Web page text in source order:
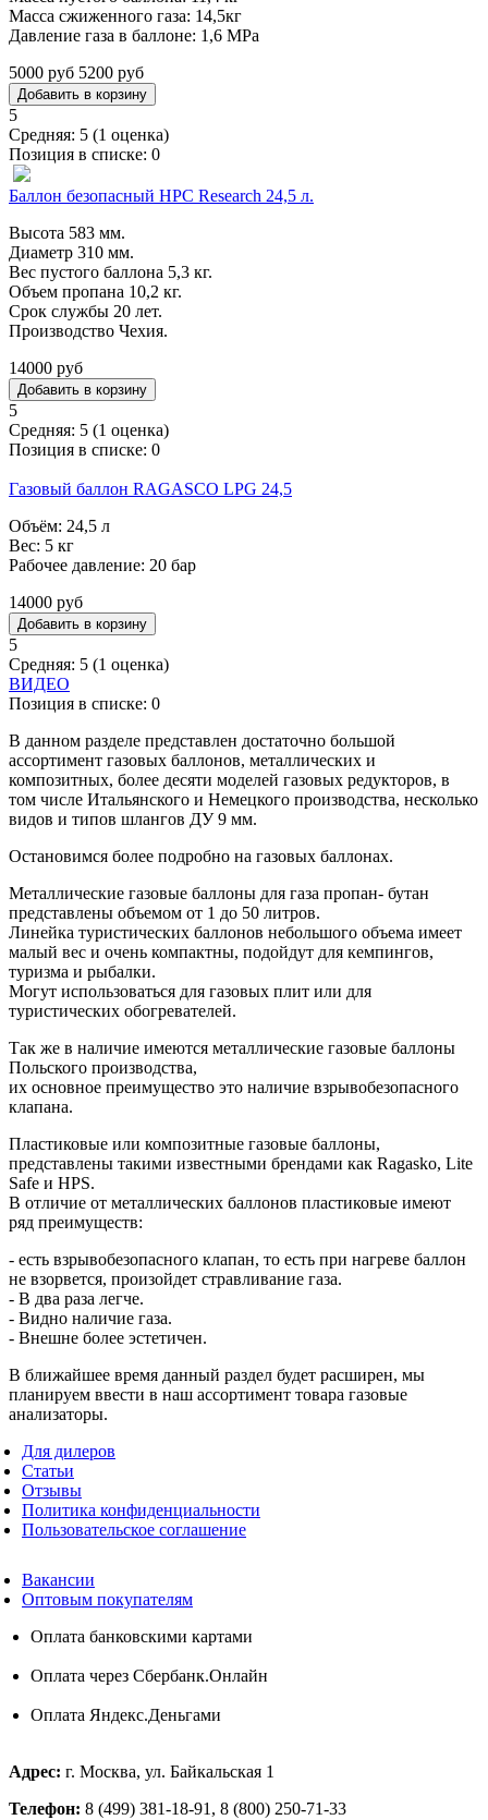
Масса сжиженного газа: 14,5кг
Давление газа в баллоне: 1,6 МРа
5000 руб 5200 руб
5
Средняя: 5 (1 оценка)
Позиция в списке: 0
Баллон безопасный HPC Research 24,5 л.
Высота 583 мм.
Диаметр 310 мм.
Вес пустого баллона 5,3 кг.
Объем пропана 10,2 кг.
Срок службы 20 лет.
Производство Чехия.
14000 руб
5
Средняя: 5 (1 оценка)
Позиция в списке: 0
Газовый баллон RAGASCO LPG 24,5
Объём: 24,5 л
Вес: 5 кг
Рабочее давление: 20 бар
14000 руб
5
Средняя: 5 (1 оценка)
ВИДЕО
Позиция в списке: 0
В данном разделе представлен достаточно большой
ассортимент газовых баллонов, металлических и
композитных, более десяти моделей газовых редукторов, в
том числе Итальянского и Немецкого производства, несколько
видов и типов шлангов ДУ 9 мм.
Остановимся более подробно на газовых баллонах.
Металлические газовые баллоны для газа пропан- бутан
представлены объемом от 1 до 50 литров.
Линейка туристических баллонов небольшого объема имеет
малый вес и очень компактны, подойдут для кемпингов,
туризма и рыбалки.
Могут использоваться для газовых плит или для
туристических обогревателей.
Так же в наличие имеются металлические газовые баллоны
Польского производства,
их основное преимущество это наличие взрывобезопасного
клапана.
Пластиковые или композитные газовые баллоны,
представлены такими известными брендами как Ragasko, Lite
Safe и HPS.
В отличие от металлических баллонов пластиковые имеют
ряд преимуществ:
- есть взрывобезопасного клапан, то есть при нагреве баллон
не взорвется, произойдет стравливание газа.
- В два раза легче.
- Видно наличие газа.
- Внешне более эстетичен.
В ближайшее время данный раздел будет расширен, мы
планируем ввести в наш ассортимент товара газовые
анализаторы.
Для дилеров
Статьи
Отзывы
Политика конфиденциальности
Пользовательское соглашение
Вакансии
Оптовым покупателям
Оплата банковскими картами
Оплата через Сбербанк.Онлайн
Оплата Яндекс.Деньгами
Адрес: г. Москва, ул. Байкальская 1
Телефон: 8 (499) 381-18-91, 8 (800) 250-71-33